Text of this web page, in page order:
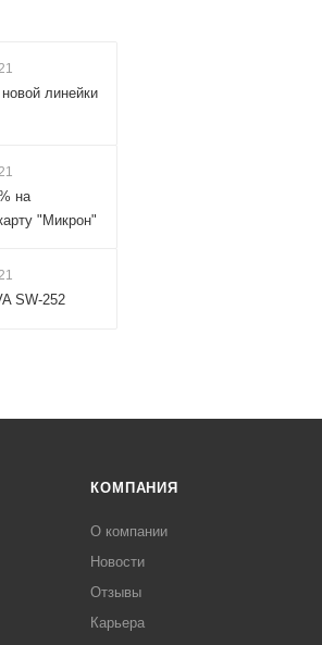
линейки
на
"Микрон"
SW-252
КОМПАНИЯ
О компании
Новости
Отзывы
Карьера